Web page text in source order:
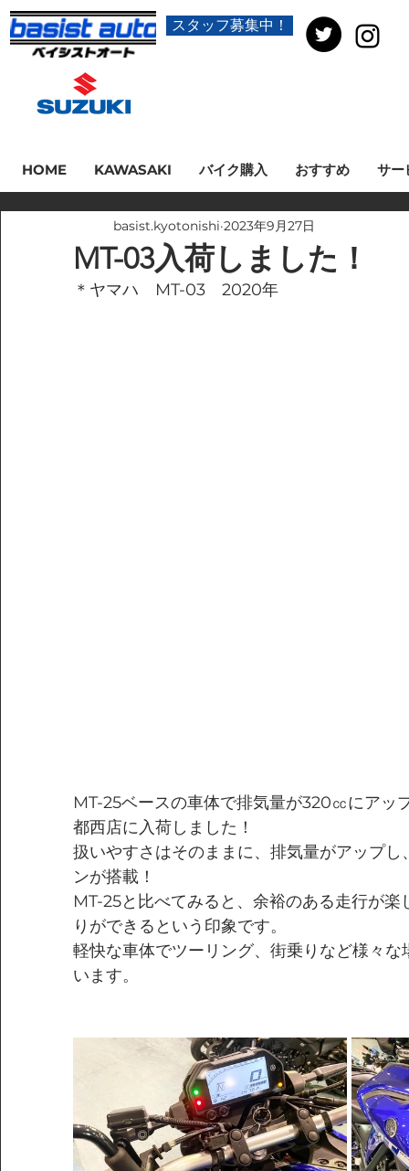
スタッフ募集中！
HOME KAWASAKI バイク購入 おすすめ サー
MT-03入荷しました！
basist.kyotonishi 2023年9月27日
＊ヤマハ　MT-03　2020年
MT-25ベースの車体で排気量が320㏄にアッ
都西店に入荷しました！
扱いやすさはそのままに、排気量がアップ
ンが搭載！
MT-25と比べてみると、余裕のある走行が
りができるという印象です。
軽快な車体でツーリング、街乗りなど様々な
います。